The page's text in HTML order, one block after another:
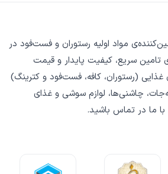
مواد اولیه رستوران و فست‌فود در
تامین سریع، کیفیت پایدار و قیمت
(رستوران، کافه، فست‌فود و کترینگ)
چاشنی‌ها، لوازم سوشی و غذای
با ما در تماس باشید.